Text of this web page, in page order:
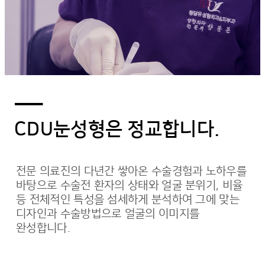
―
CDU눈성형은 정교합니다.
전문 의료진의 다년간 쌓아온 수술경험과 노하우를
바탕으로 수술전 환자의 상태와 얼굴 분위기, 비율
등 전체적인 특성을 섬세하게 분석하여 그에 맞는
디자인과 수술방법으로 얼굴의 이미지를
완성합니다.